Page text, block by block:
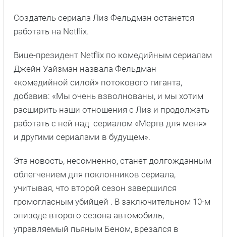
Создатель сериала Лиз Фельдман останется
работать на Netflix.
Вице-президент Netflix по комедийным сериалам
Джейн Уайзман назвала Фельдман
«комедийной силой» потокового гиганта,
добавив: «Мы очень взволнованы, и мы хотим
расширить наши отношения с Лиз и продолжать
работать с ней над сериалом «Мертв для меня»
и другими сериалами в будущем».
Эта новость, несомненно, станет долгожданным
облегчением для поклонников сериала,
учитывая, что второй сезон завершился
громогласным убийцей . В заключительном 10-м
эпизоде второго сезона автомобиль,
управляемый пьяным Беном, врезался в